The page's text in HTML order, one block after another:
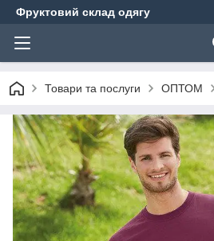
Фруктовий склад одягу
Товари та послуги ОПТОМ